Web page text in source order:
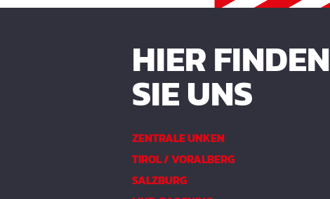
HIER FINDEN
SIE UNS
ZENTRALE UNKEN
TIROL / VORALBERG
SALZBURG